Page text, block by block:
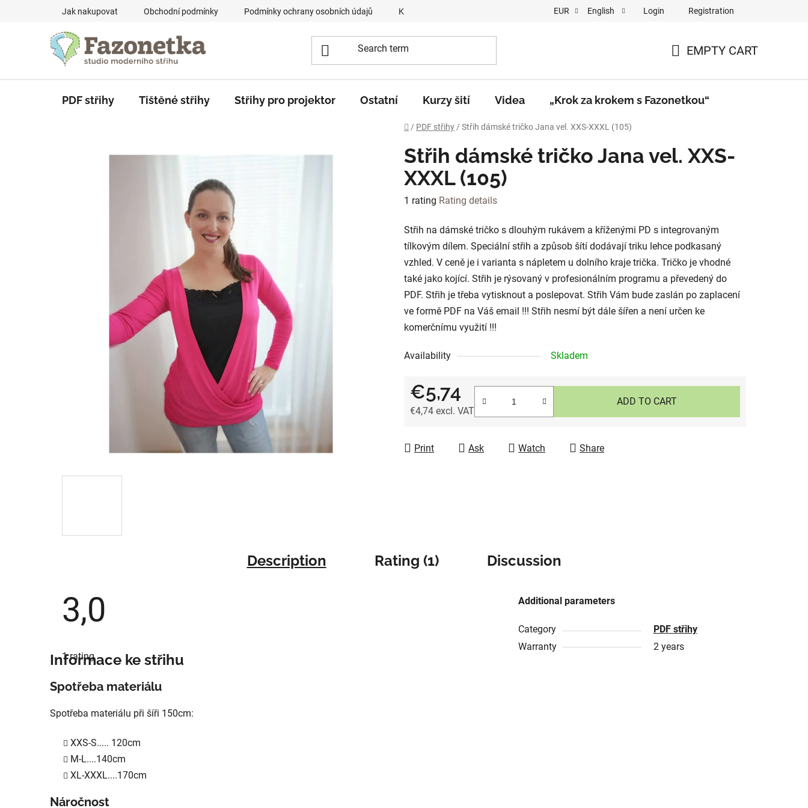
Jak nakupovat Obchodní podmínky Podmínky ochrany osobních údajů Kontakty „Krok za krokem s Fazonetkou“ Videa
EUR English Login Registration
CART
EMPTY CART
PDF střihy Tištěné střihy Střihy pro projektor Ostatní Kurzy šití Videa „Krok za krokem s Fazonetkou“
Home
/ PDF střihy / Střih dámské tričko Jana vel. XXS-XXXL (105)
Střih dámské tričko Jana vel. XXS-
XXXL (105)
The
product
rating
is
3,0
out
of
5
1 rating Rating details
Střih na dámské tričko s dlouhým rukávem a kříženými PD s integrovaným
tílkovým dílem. Speciální střih a způsob šítí dodávají triku lehce podkasaný
vzhled. V ceně je i varianta s nápletem u dolního kraje trička. Tričko je vhodné
také jako kojící. Střih je rýsovaný v profesionálním programu a převedený do
PDF. Střih je třeba vytisknout a poslepovat. Střih Vám bude zaslán po zaplacení
ve formě PDF na Váš email !!! Střih nesmí být dále šířen a není určen ke
komerčnímu využití !!!
Availability Skladem
€5,74
€4,74 excl. VAT
ADD TO CART
Print Ask Watch Share
Description Rating (1) Discussion
3,0
product
rating
3,0
5
1 rating
Informace ke střihu
Spotřeba materiálu
Spotřeba materiálu při šíři 150cm:
XXS-S..... 120cm
M-L....140cm
XL-XXXL....170cm
Náročnost
Additional parameters
Category
PDF střihy
Warranty
2 years